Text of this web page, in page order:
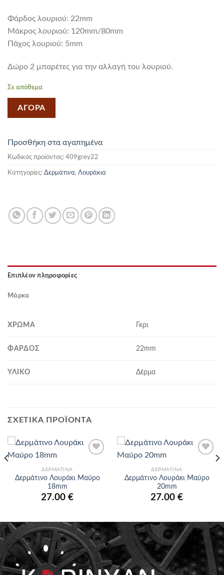
Φάρδος λουριού: 22mm
Mάκρος λουριού: 120mm/80mm
Πάχος λουριού: 5mm
Δώρο 2 μπαρέτες για την αλλαγή του λουριού.
Σε απόθεμα
ΑΓΟΡΑ
Προσθήκη στα αγαπημένα
Κωδικός προϊόντος: 409grey22
Κατηγορίες: Δερμάτινα, Λουράκια
Επιπλέον πληροφορίες
Μάρκα
ΧΡΏΜΑ Γκρι
ΦΆΡΔΟΣ 22mm
ΥΛΙΚΌ Δέρμα
ΣΧΕΤΙΚΆ ΠΡΟΪΌΝΤΑ
αγαπημένα
ΔΕΡΜΆΤΙΝΑ
Δερμάτινο Λουράκι Μαύρο
18mm
27.00 €
αγαπημένα
ΔΕΡΜΆΤΙΝΑ
Δερμάτινο Λουράκι Μαύρο
20mm
27.00 €